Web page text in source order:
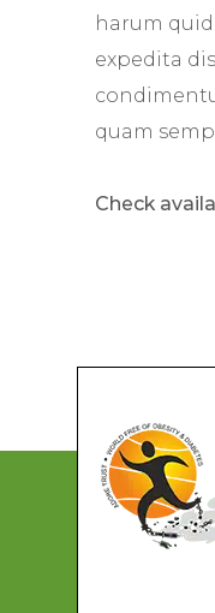
harum
expedita
quam
Check